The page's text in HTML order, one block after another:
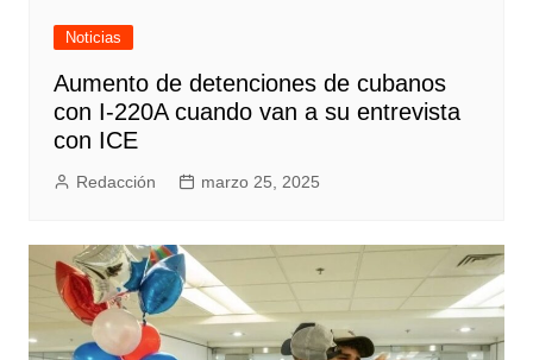
Noticias
Aumento de detenciones de cubanos
con I-220A cuando van a su entrevista
con ICE
Redacción marzo 25, 2025